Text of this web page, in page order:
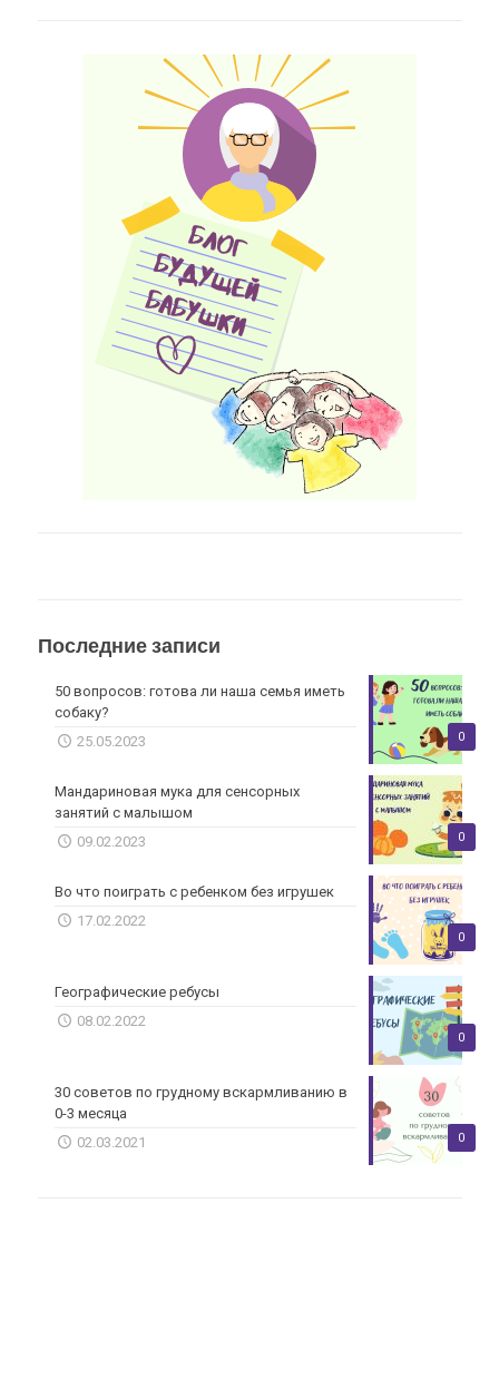
Последние записи
0
50 вопросов: готова ли наша семья иметь
собаку?
25.05.2023
0
Мандариновая мука для сенсорных
занятий с малышом
09.02.2023
0
Во что поиграть с ребенком без игрушек
17.02.2022
0
Географические ребусы
08.02.2022
0
30 советов по грудному вскармливанию в
0-3 месяца
02.03.2021